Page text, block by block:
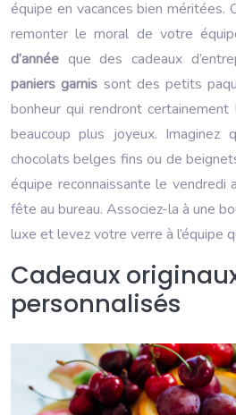
équipe en vacances bien méritées.
remonter le moral de votre
d’année que des cadeaux
paniers garnis sont des petits
bonheur qui rendront
beaucoup plus joyeux. Imaginez
chocolats belges fins ou de
équipe reconnaissante le vendredi
fête au bureau. Associez-la à une
luxe et levez votre verre à l’équipe
Cadeaux
personnalisés